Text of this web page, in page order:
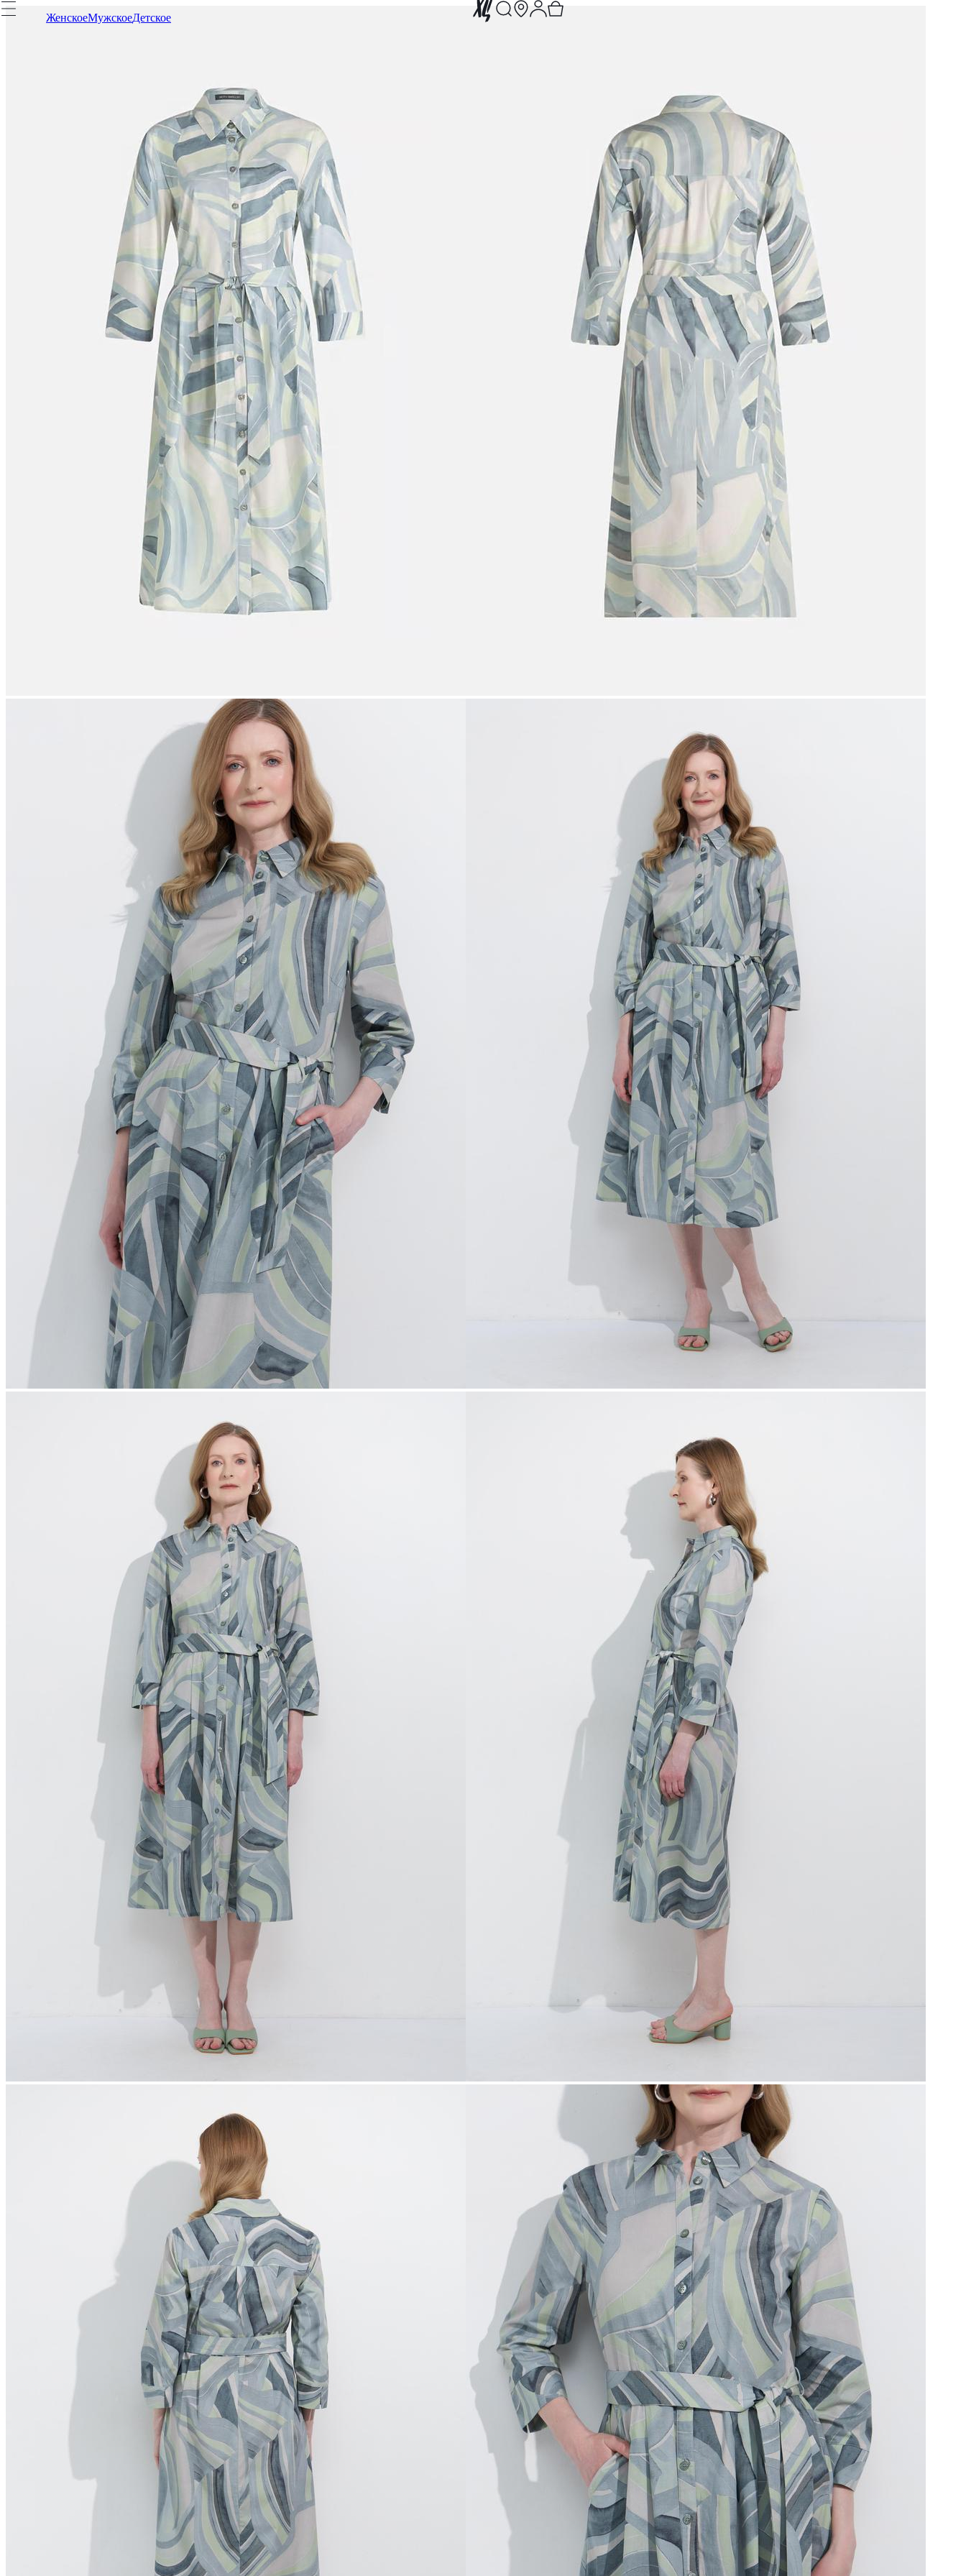
ЖенскоеМужскоеДетское